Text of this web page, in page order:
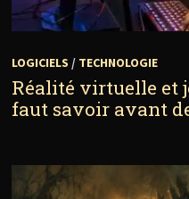
LOGICIELS / TECHNOLOGIE
Réalité virtuelle et
faut savoir avant